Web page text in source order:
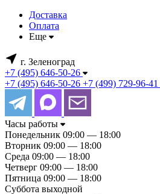
Доставка
Оплата
Еще
г. Зеленоград
+7 (495) 646-50-26
+7 (495) 646-50-26 +7 (499) 729-96-41
Часы работы
Понедельник 09:00 — 18:00
Вторник 09:00 — 18:00
Среда 09:00 — 18:00
Четверг 09:00 — 18:00
Пятница 09:00 — 18:00
Суббота выходной